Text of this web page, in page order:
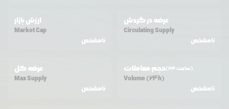
ارزش بازار
Market Cap
نامشخص
عرضه در گردش
Circulating Supply
نامشخص
عرضه کل
Max Supply
نامشخص
حجم معاملات (24 ساعت)
Volume (24h)
نامشخص